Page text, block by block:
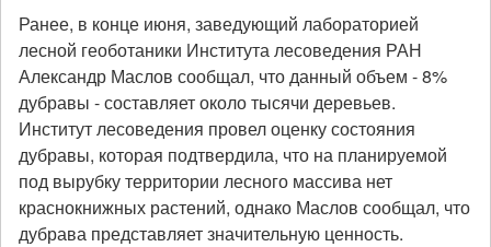
Ранее, в конце июня, заведующий лабораторией
лесной геоботаники Института лесоведения РАН
Александр Маслов сообщал, что данный объем - 8%
дубравы - составляет около тысячи деревьев.
Институт лесоведения провел оценку состояния
дубравы, которая подтвердила, что на планируемой
под вырубку территории лесного массива нет
краснокнижных растений, однако Маслов сообщал, что
дубрава представляет значительную ценность.